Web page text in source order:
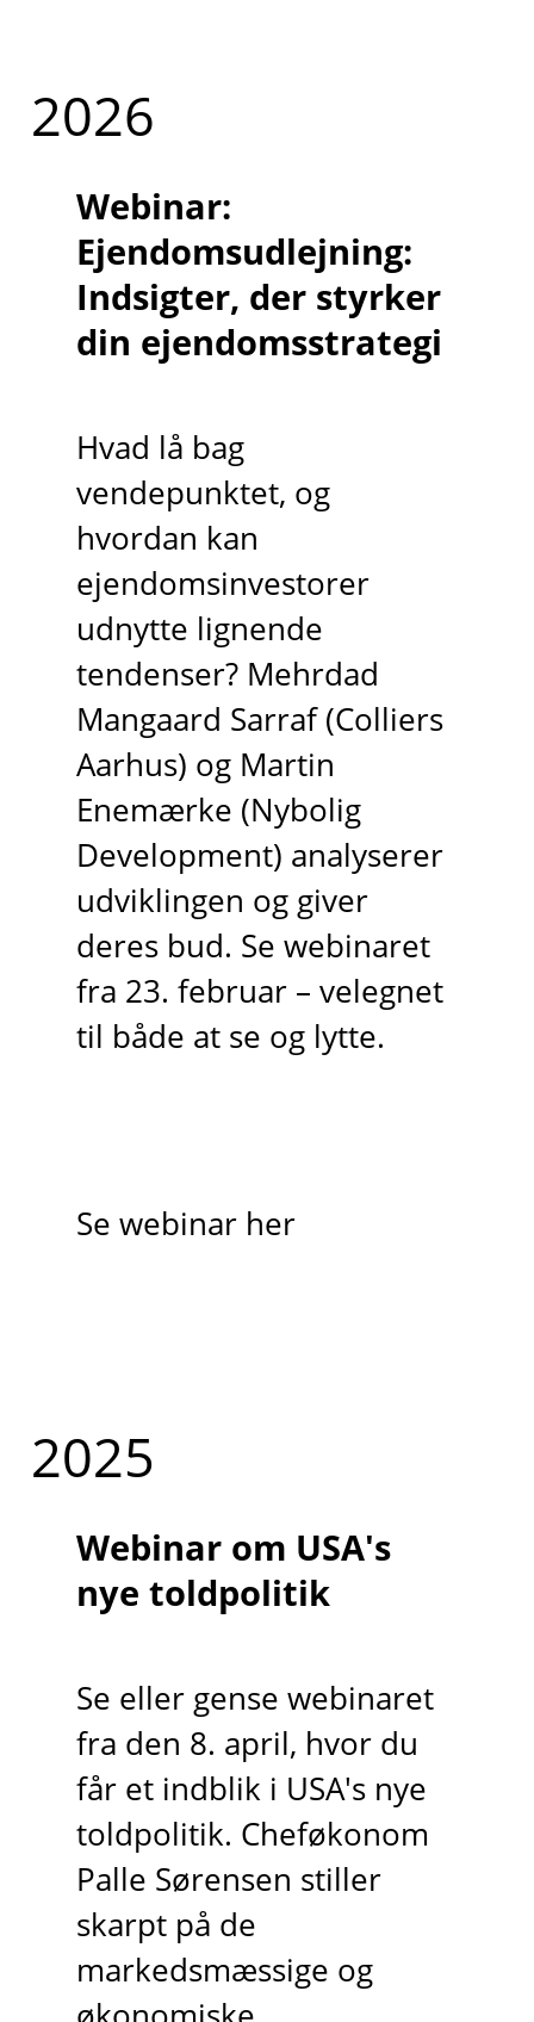
2026
Webinar:
Ejendomsudlejning:
Indsigter, der styrker
din ejendomsstrategi
Hvad lå bag
vendepunktet, og
hvordan kan
ejendomsinvestorer
udnytte lignende
tendenser? Mehrdad
Mangaard Sarraf (Colliers
Aarhus) og Martin
Enemærke (Nybolig
Development) analyserer
udviklingen og giver
deres bud. Se webinaret
fra 23. februar – velegnet
til både at se og lytte.
Se webinar her
2025
Webinar om USA's
nye toldpolitik
Se eller gense webinaret
fra den 8. april, hvor du
får et indblik i USA's nye
toldpolitik. Cheføkonom
Palle Sørensen stiller
skarpt på de
markedsmæssige og